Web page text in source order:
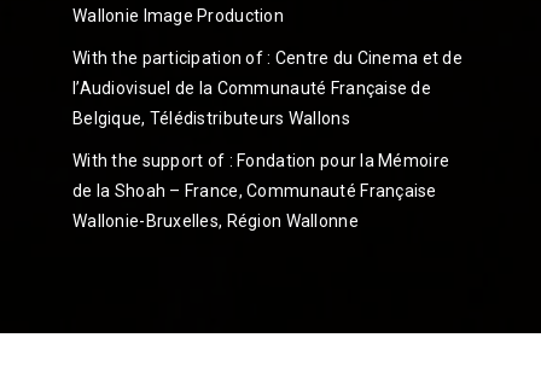
Wallonie Image Production
With the participation of : Centre du Cinema et de
l’Audiovisuel de la Communauté Française de
Belgique, Télédistributeurs Wallons
With the support of : Fondation pour la Mémoire
de la Shoah – France, Communauté Française
Wallonie-Bruxelles, Région Wallonne